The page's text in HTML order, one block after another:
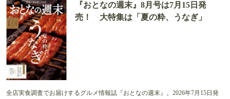
『おとなの週末』8月号は7月15日発
売！ 大特集は「夏の粋、うなぎ」
全店実食調査でお届けするグルメ情報誌『おとなの週末』。2026年7月15日発